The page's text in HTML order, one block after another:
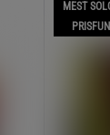
MEST